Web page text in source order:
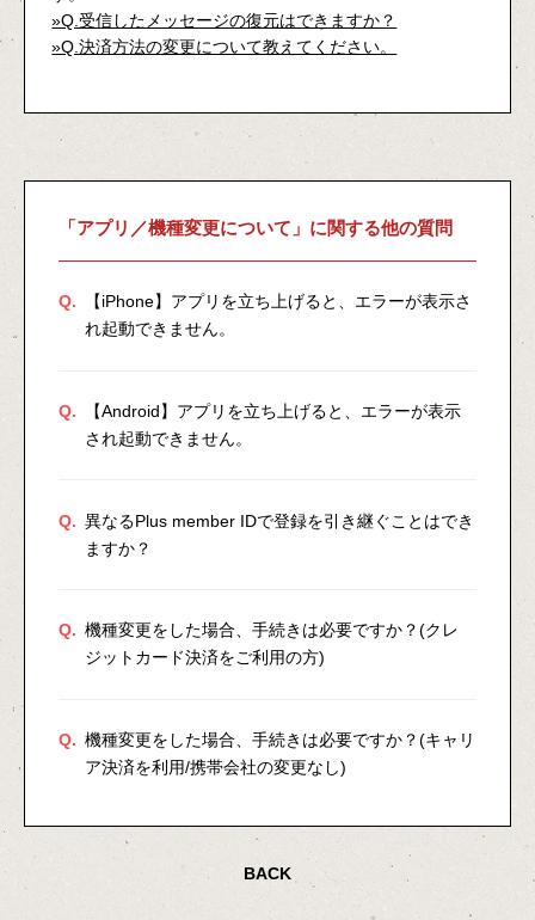
»Q.受信したメッセージの復元はできますか？
»Q.決済方法の変更について教えてください。
「アプリ／機種変更について」に関する他の質問
Q.
【iPhone】アプリを立ち上げると、エラーが表示さ
れ起動できません。
Q.
【Android】アプリを立ち上げると、エラーが表示
され起動できません。
Q. 異なるPlus member IDで登録を引き継ぐことはでき
ますか？
Q. 機種変更をした場合、手続きは必要ですか？(クレ
ジットカード決済をご利用の方)
Q. 機種変更をした場合、手続きは必要ですか？(キャリ
ア決済を利用/携帯会社の変更なし)
BACK